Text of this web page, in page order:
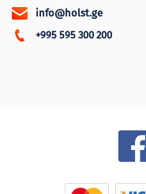
info@holst.ge
+995 595 300 200